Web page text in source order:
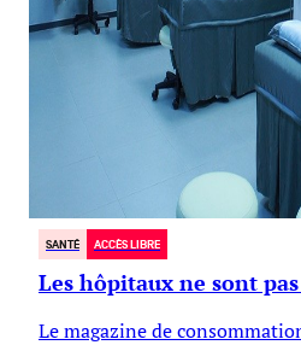
SANTÉ ACCÈS LIBRE
Les hôpitaux ne sont
Le magazine de